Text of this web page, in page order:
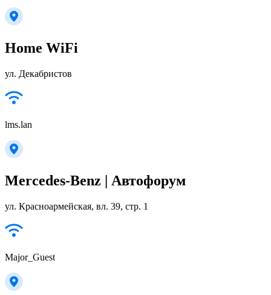
Home WiFi
ул. Декабристов
lms.lan
Mercedes-Benz | Автофорум
ул. Красноармейская, вл. 39, стр. 1
Major_Guest